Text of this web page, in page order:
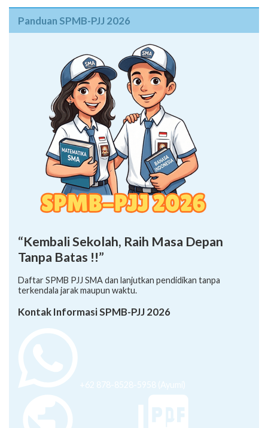
Panduan SPMB-PJJ 2026
“Kembali Sekolah, Raih Masa Depan
Tanpa Batas !!”
Daftar SPMB PJJ SMA dan lanjutkan pendidikan tanpa
terkendala jarak maupun waktu.
Kontak Informasi SPMB-PJJ 2026
+62 878-8528-5958 (Ayumi)